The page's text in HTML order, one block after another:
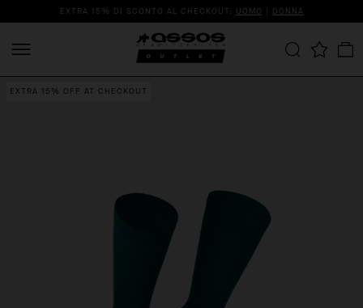
EXTRA 15% DI SCONTO AL CHECKOUT: UOMO | DONNA
EXTRA 15% OFF AT CHECKOUT